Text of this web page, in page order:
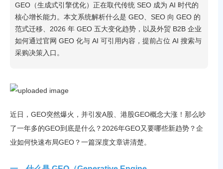
GEO（生成式引擎优化）正在取代传统 SEO 成为 AI 时代的
核心增长能力。本文系统解析什么是 GEO、SEO 向 GEO 的
范式迁移、2026 年 GEO 五大变化趋势，以及外贸 B2B 企业
如何通过官网 GEO 化与 AI 可引用内容，提前占位 AI 搜索与
采购决策入口。
近日，GEO突然爆火，并引发A股、港股GEO概念大涨！那么吵
了一年多的GEO到底是什么？2026年GEO又要哪些新趋势？企
业如何快速布局GEO？一篇深度文章讲清楚。